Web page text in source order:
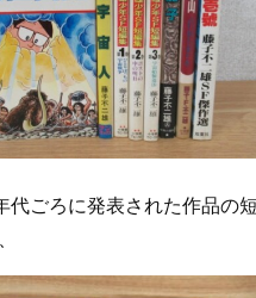
代ごろに発表された作品の